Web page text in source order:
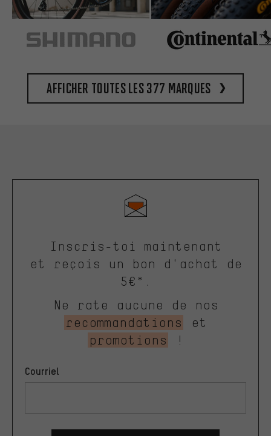
Afficher toutes les 377 marques
Inscris-toi maintenant
et reçois un bon d'achat de
5€*.
Ne rate aucune de nos
recommandations
et
promotions
!
Courriel